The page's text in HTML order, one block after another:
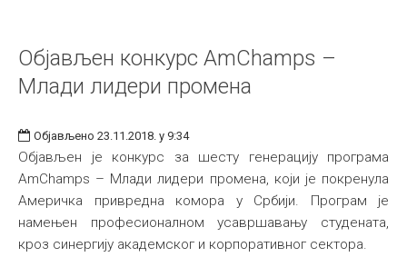
Објављен конкурс AmChamps –
Млади лидери промена
Објављено 23.11.2018. у 9:34
Објављен је конкурс за шесту генерацију програма
AmChamps – Млади лидери промена, који је покренула
Америчка привредна комора у Србији. Програм је
намењен професионалном усавршавању студената,
кроз синергију академског и корпоративног сектора.